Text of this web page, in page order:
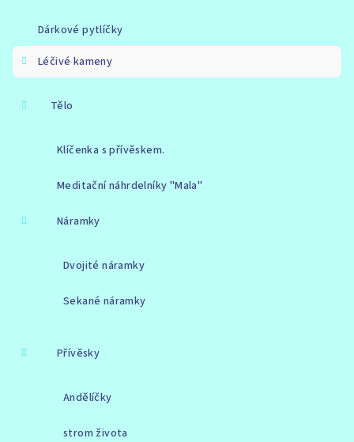
Dárkové pytlíčky
Léčivé kameny
Tělo
Klíčenka s přívěskem.
Meditační náhrdelníky "Mala"
Náramky
Dvojité náramky
Sekané náramky
Přívěsky
Andělíčky
strom života